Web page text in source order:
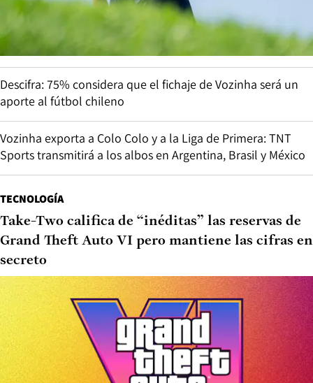
Descifra: 75% considera que el fichaje de Vozinha será un
aporte al fútbol chileno
Vozinha exporta a Colo Colo y a la Liga de Primera: TNT
Sports transmitirá a los albos en Argentina, Brasil y México
TECNOLOGÍA
Take-Two califica de “inéditas” las reservas de
Grand Theft Auto VI pero mantiene las cifras en
secreto